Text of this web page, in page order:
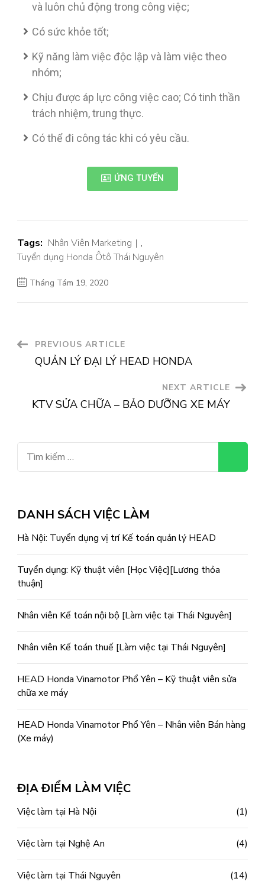
và luôn chủ động trong công việc;
Có sức khỏe tốt;
Kỹ năng làm việc độc lập và làm việc theo
nhóm;
Chịu được áp lực công việc cao; Có tinh thần
trách nhiệm, trung thực.
Có thể đi công tác khi có yêu cầu.
ỨNG TUYỂN
Tags: Nhân Viên Marketing
,
Tuyển dụng Honda Ôtô Thái Nguyên
Tháng Tám 19, 2020
PREVIOUS ARTICLE
QUẢN LÝ ĐẠI LÝ HEAD HONDA
NEXT ARTICLE
KTV SỬA CHỮA – BẢO DƯỠNG XE MÁY
DANH SÁCH VIỆC LÀM
Hà Nội: Tuyển dụng vị trí Kế toán quản lý HEAD
Tuyển dụng: Kỹ thuật viên [Học Việc][Lương thỏa
thuận]
Nhân viên Kế toán nội bộ [Làm việc tại Thái Nguyên]
Nhân viên Kế toán thuế [Làm việc tại Thái Nguyên]
HEAD Honda Vinamotor Phổ Yên – Kỹ thuật viên sửa
chữa xe máy
HEAD Honda Vinamotor Phổ Yên – Nhân viên Bán hàng
(Xe máy)
ĐỊA ĐIỂM LÀM VIỆC
Việc làm tại Hà Nội (1)
Việc làm tại Nghệ An (4)
Việc làm tại Thái Nguyên (14)